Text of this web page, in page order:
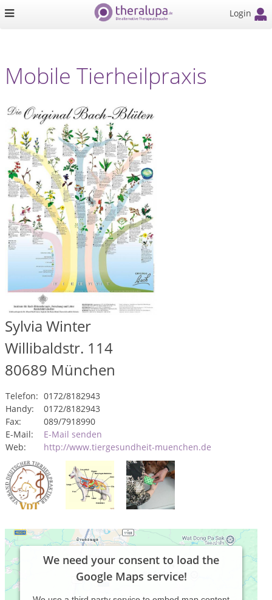
Login
Mobile Tierheilpraxis
Sylvia Winter
Willibaldstr. 114
80689 München
Telefon: 0172/8182943
Handy:
0172/8182943
Fax:
089/7918990
E-Mail:
E-Mail senden
Web:
http://www.tiergesundheit-muenchen.de
We need your consent to load the
Google Maps service!